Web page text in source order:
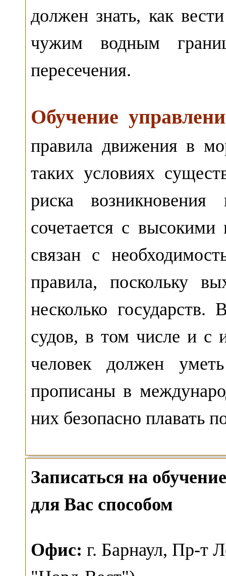
должен знать, как
чужим водным
пересечения.
Обучение
правила движения в
таких условиях
риска
сочетается с
связан с
правила, поскольку
несколько государств.
судов, в том числе и с
человек должен
прописаны в
них безопасно плавать
Записаться на
для Вас способом
Офис: г. Барнаул, Пр-т